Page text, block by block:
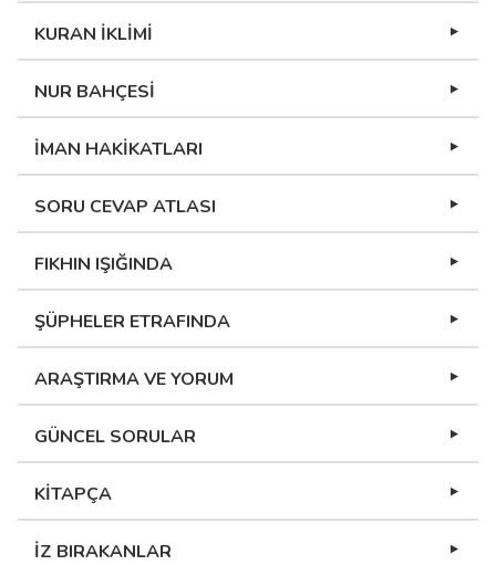
KURAN İKLİMİ
NUR BAHÇESİ
İMAN HAKİKATLARI
SORU CEVAP ATLASI
FIKHIN IŞIĞINDA
ŞÜPHELER ETRAFINDA
ARAŞTIRMA VE YORUM
GÜNCEL SORULAR
KİTAPÇA
İZ BIRAKANLAR